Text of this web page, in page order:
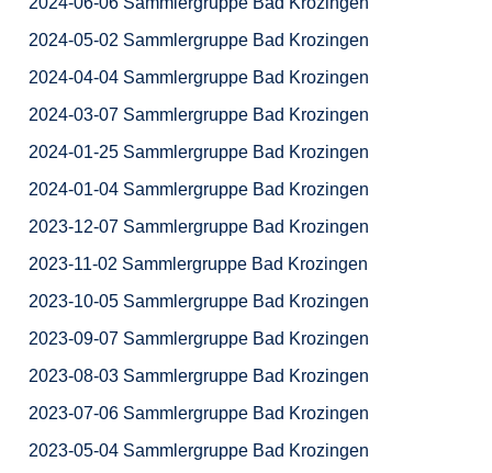
2024-05-02 Sammlergruppe Bad Krozingen
2024-04-04 Sammlergruppe Bad Krozingen
2024-03-07 Sammlergruppe Bad Krozingen
2024-01-25 Sammlergruppe Bad Krozingen
2024-01-04 Sammlergruppe Bad Krozingen
2023-12-07 Sammlergruppe Bad Krozingen
2023-11-02 Sammlergruppe Bad Krozingen
2023-10-05 Sammlergruppe Bad Krozingen
2023-09-07 Sammlergruppe Bad Krozingen
2023-08-03 Sammlergruppe Bad Krozingen
2023-07-06 Sammlergruppe Bad Krozingen
2023-05-04 Sammlergruppe Bad Krozingen